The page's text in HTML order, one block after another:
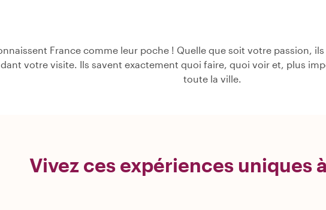
France comme leur poche ! Quelle que soit votre passion,
votre visite. Ils savent exactement quoi faire, quoi voir et, plus
toute la ville.
Vivez ces expériences uniques